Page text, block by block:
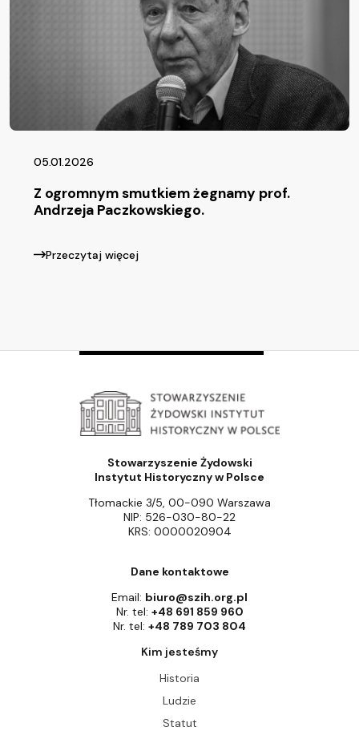
05.01.2026
Z ogromnym smutkiem żegnamy prof.
Andrzeja Paczkowskiego.
Przeczytaj więcej
Stowarzyszenie Żydowski
Instytut Historyczny w Polsce
Tłomackie 3/5, 00-090 Warszawa
NIP: 526-030-80-22
KRS: 0000020904
Dane kontaktowe
Email: biuro@szih.org.pl
Nr. tel: +48 691 859 960
Nr. tel: +48 789 703 804
Kim jesteśmy
Historia
Ludzie
Statut